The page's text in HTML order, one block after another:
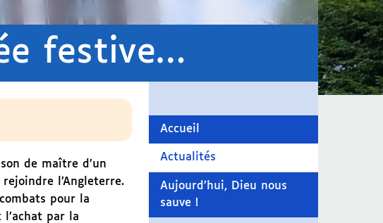
festive…
de maître d’un
l’Angleterre.
pour la
par la
Accueil
Actualités
Aujourd’hui, Dieu nous
sauve !